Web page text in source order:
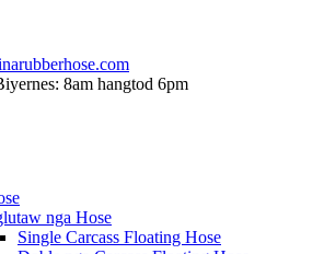
8am hangtod 6pm
nga Hose
Single Carcass Floating Hose